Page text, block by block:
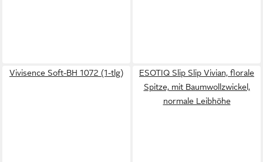
Vivisence Soft-BH 1072 (1-tlg)
ESOTIQ Slip Slip Vivian, florale
Spitze, mit Baumwollzwickel,
normale Leibhöhe